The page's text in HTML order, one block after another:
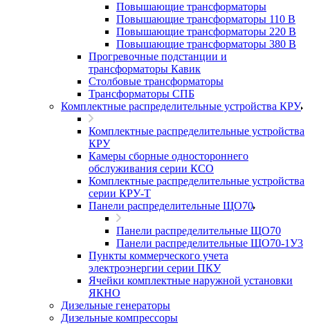
Повышающие трансформаторы
Повышающие трансформаторы 110 В
Повышающие трансформаторы 220 В
Повышающие трансформаторы 380 В
Прогревочные подстанции и
трансформаторы Кавик
Столбовые трансформаторы
Трансформаторы СПБ
Комплектные распределительные устройства КРУ
Комплектные распределительные устройства
КРУ
Камеры сборные одностороннего
обслуживания серии КСО
Комплектные распределительные устройства
серии КРУ-Т
Панели распределительные ЩО70
Панели распределительные ЩО70
Панели распределительные ЩО70-1У3
Пункты коммерческого учета
электроэнергии серии ПКУ
Ячейки комплектные наружной установки
ЯКНО
Дизельные генераторы
Дизельные компрессоры